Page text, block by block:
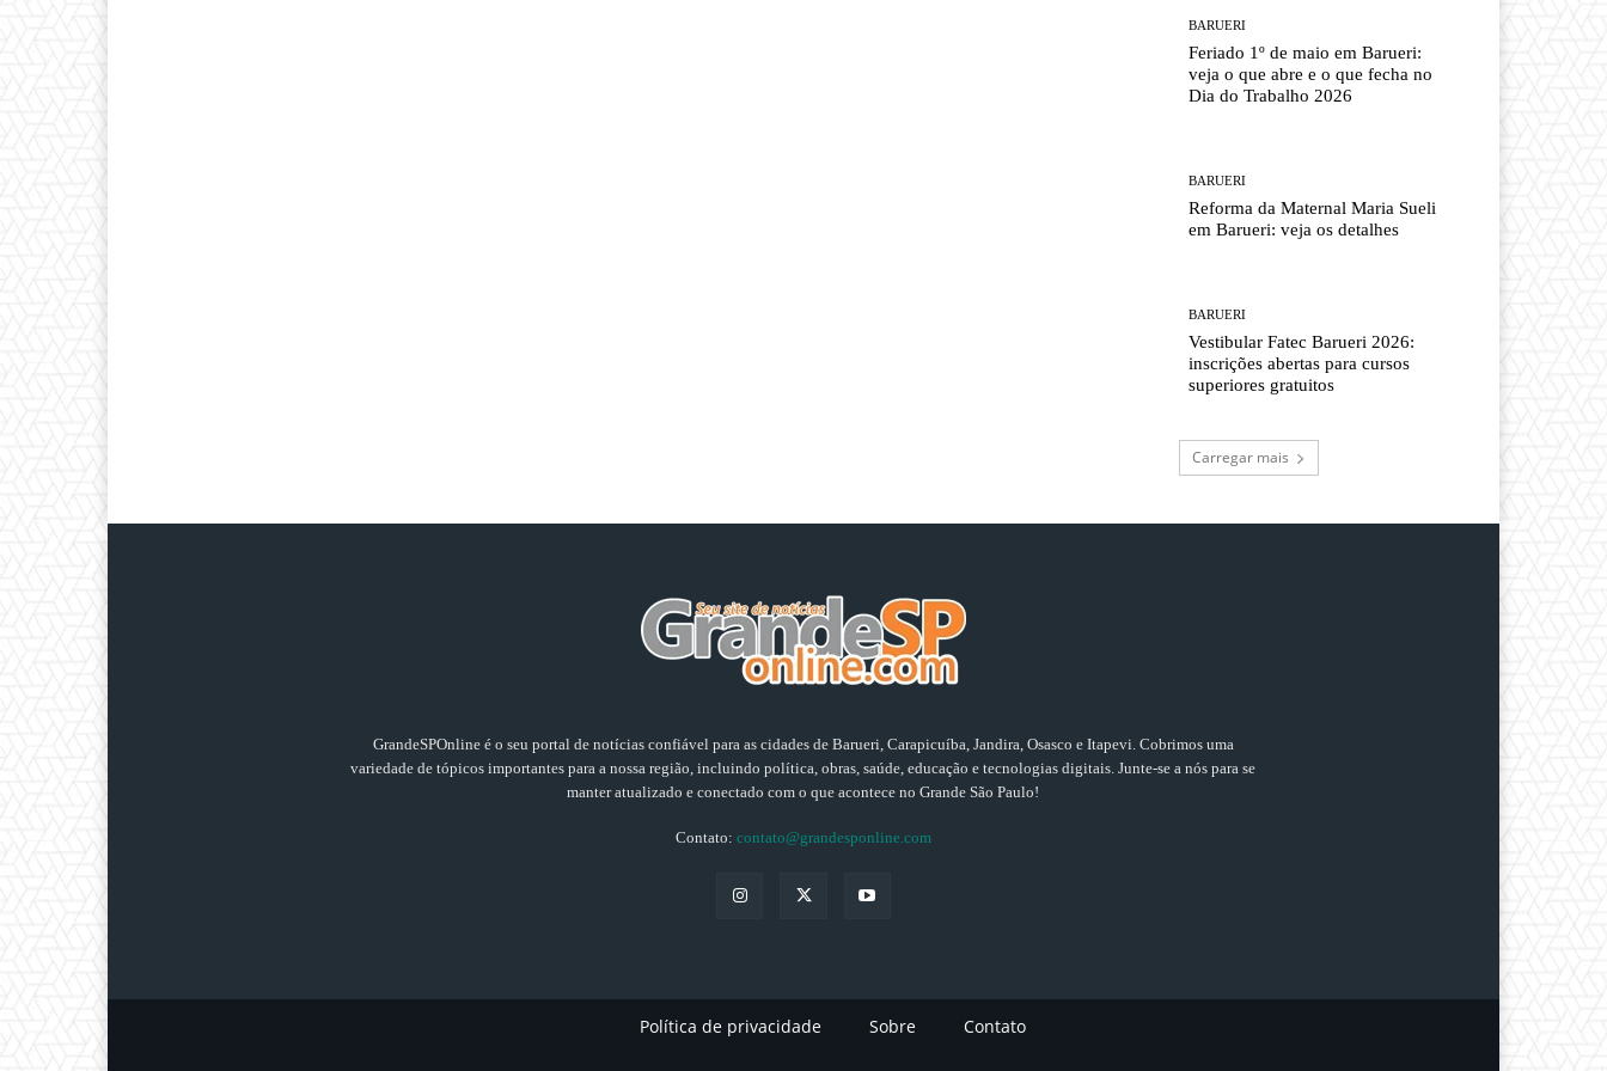
BARUERI
Feriado 1º de maio em Barueri:
veja o que abre e o que fecha no
Dia do Trabalho 2026
BARUERI
Reforma da Maternal Maria Sueli
em Barueri: veja os detalhes
BARUERI
Vestibular Fatec Barueri 2026:
inscrições abertas para cursos
superiores gratuitos
Carregar mais
GrandeSPOnline é o seu portal de notícias confiável para as cidades de Barueri, Carapicuíba, Jandira, Osasco e Itapevi. Cobrimos uma
variedade de tópicos importantes para a nossa região, incluindo política, obras, saúde, educação e tecnologias digitais. Junte-se a nós para se
manter atualizado e conectado com o que acontece no Grande São Paulo!
Contato: contato@grandesponline.com
Política de privacidade Sobre Contato